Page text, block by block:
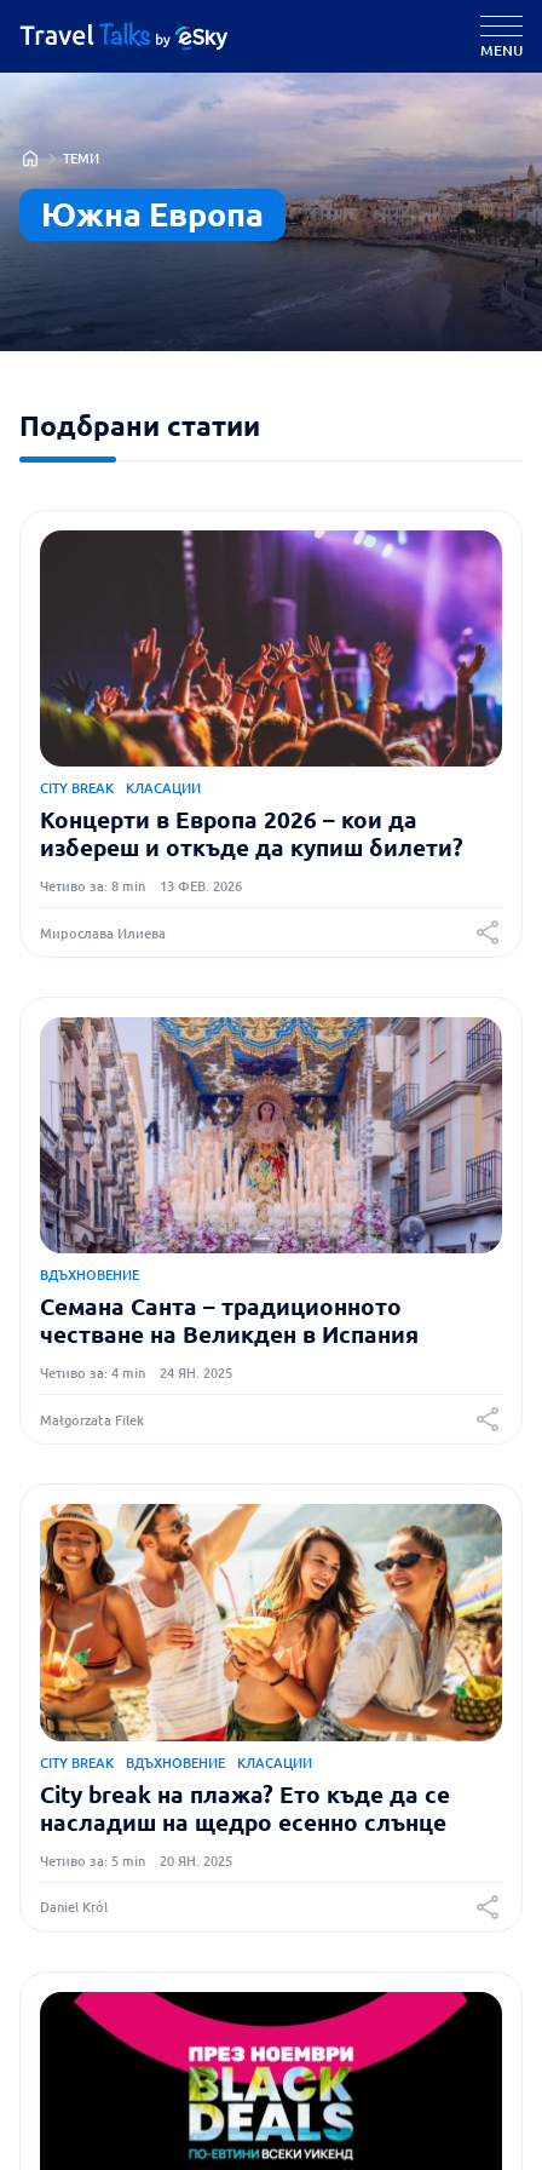
MENU
ТЕМИ
Южна Европа
Подбрани статии
CITY BREAK КЛАСАЦИИ
Концерти в Европа 2026 – кои да
избереш и откъде да купиш билети?
Четиво за: 8 min 13 ФЕВ. 2026
Мирослава Илиева
ВДЪХНОВЕНИЕ
Семана Санта – традиционното
честване на Великден в Испания
Четиво за: 4 min 24 ЯН. 2025
Małgorzata Filek
CITY BREAK ВДЪХНОВЕНИЕ КЛАСАЦИИ
City break на плажа? Ето къде да се
насладиш на щедро есенно слънце
Четиво за: 5 min 20 ЯН. 2025
Daniel Król